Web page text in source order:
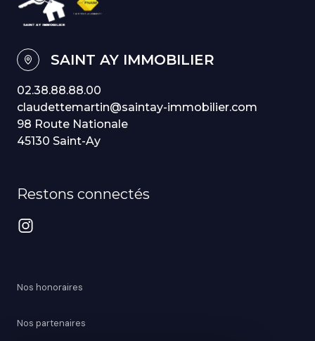
SAINT AY IMMOBILIER
02.38.88.88.00
claudettemartin@saintay-immobilier.com
98 Route Nationale
45130 Saint-Ay
Restons connectés
Nos honoraires
Nos partenaires